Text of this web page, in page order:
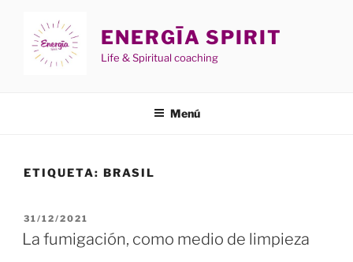
contenido
ENERGĪA SPIRIT
Life & Spiritual coaching
Menú
ETIQUETA: BRASIL
PUBLICADO
EL
31/12/2021
La fumigación, como medio de limpieza